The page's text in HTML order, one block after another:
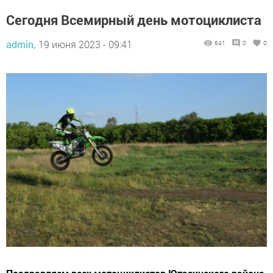
Сегодня Всемирный день мотоциклиста
admin, 19 июня 2023 - 09:41 641 0 0